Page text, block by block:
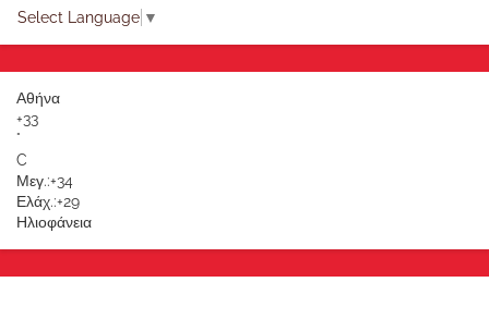
Select Language ▼
Αθήνα
+33
°
C
Μεγ.:+34
Ελάχ.:+29
Ηλιοφάνεια